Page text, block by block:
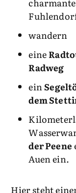
wandern
eine
Radweg
ein
dem
der Peene
Auen ein.
Hier steht